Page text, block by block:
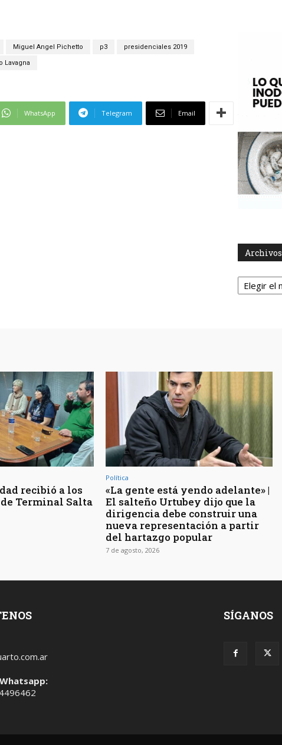
Miguel Angel Pichetto p3 presidenciales 2019
Lavagna
WhatsApp Telegram Email
Archivos
Archivos
recibió a los
Terminal Salta
Política
«La gente está yendo adelante» |
El salteño Urtubey dijo que la
dirigencia debe construir una
nueva representación a partir
del hartazgo popular
7 de agosto, 2026
SÍGANOS